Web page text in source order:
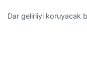
Dar gelirliyi koruyacak